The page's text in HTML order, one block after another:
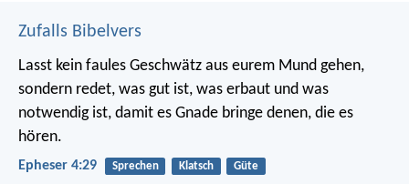
Zufalls Bibelvers
Lasst kein faules Geschwätz aus eurem Mund gehen,
sondern redet, was gut ist, was erbaut und was
notwendig ist, damit es Gnade bringe denen, die es
hören.
Epheser 4:29 Sprechen Klatsch Güte